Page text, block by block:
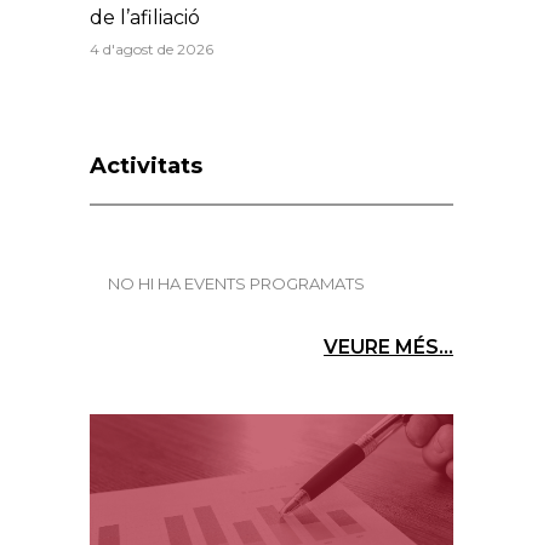
de l’afiliació
4 d'agost de 2026
Activitats
NO HI HA EVENTS PROGRAMATS
VEURE MÉS...